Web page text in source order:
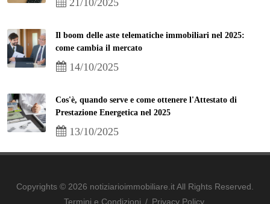
21/10/2025
Il boom delle aste telematiche immobiliari nel 2025:
come cambia il mercato
14/10/2025
Cos'è, quando serve e come ottenere l'Attestato di
Prestazione Energetica nel 2025
13/10/2025
Copyrights © 2026 notiziarioimmobiliare.it All Rights Reserved.
Termini e Condizioni / Privacy Policy